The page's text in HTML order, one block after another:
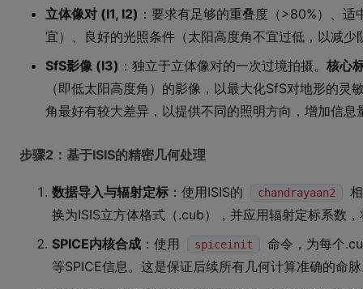
立体像对 (I1, I2) ：要求有足够的重叠度（>80%）、
宜）、良好的光照条件（太阳高度角不宜过低，以减少
SfS影像 (I3) ：独立于立体像对的一次过境拍摄。 核心
（即低太阳高度角）的影像，以最大化SfS对地形的
角最好有较大差异，以提供不同的照明方向，增加信息
步骤2：基于ISIS的精密几何处理
数据导入与辐射定标 ：使用ISIS的 chandrayaan2
换为ISIS立方体格式（.cub），并应用辐射定标系数
SPICE内核合成 ：使用 spiceinit
命令，为每个
等SPICE信息。这是保证后续所有几何计算准确的命